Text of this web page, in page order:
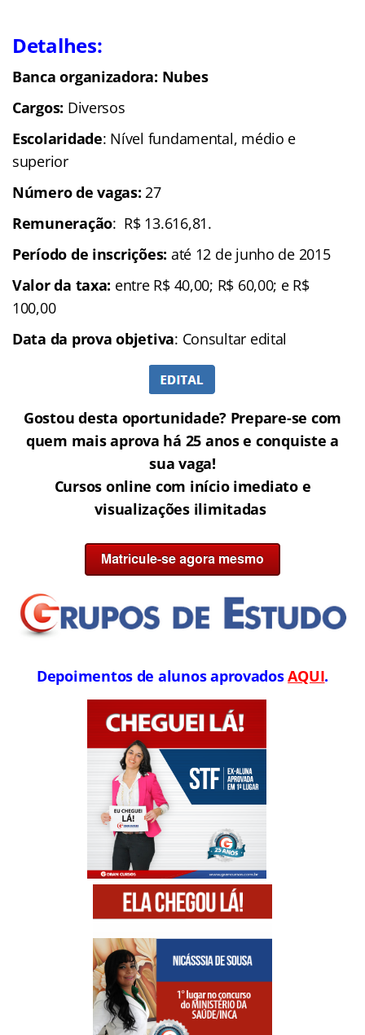
Detalhes:
Banca organizadora: Nubes
Cargos: Diversos
Escolaridade: Nível fundamental, médio e
superior
Número de vagas: 27
Remuneração: R$ 13.616,81.
Período de inscrições: até 12 de junho de 2015
Valor da taxa: entre R$ 40,00; R$ 60,00; e R$
100,00
Data da prova objetiva: Consultar edital
Gostou desta oportunidade? Prepare-se com
quem mais aprova há 25 anos e conquiste a
sua vaga!
Cursos online com início imediato e
visualizações ilimitadas
Depoimentos de alunos aprovadosAQUI.